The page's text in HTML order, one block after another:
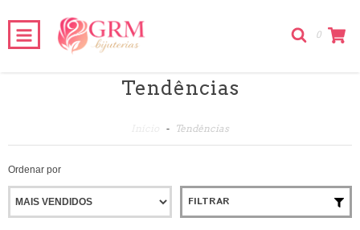
0
Tendências
- Tendências
Ordenar por
FILTRAR